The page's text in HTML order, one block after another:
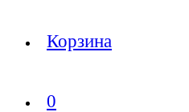
Корзина
0